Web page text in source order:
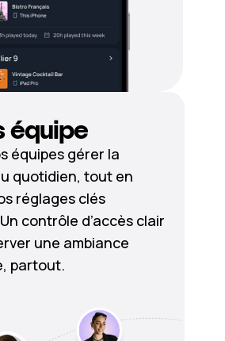
équipe
équipes gérer la
quotidien, tout en
réglages clés
contrôle d’accès clair
une ambiance
partout.